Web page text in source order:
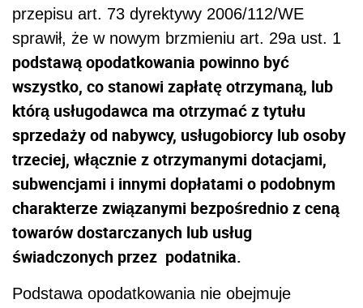
przepisu art. 73 dyrektywy 2006/112/WE
sprawił, że w nowym brzmieniu art. 29a ust. 1
podstawą opodatkowania powinno być
wszystko, co stanowi zapłatę otrzymaną, lub
którą usługodawca ma otrzymać z tytułu
sprzedaży od nabywcy, usługobiorcy lub osoby
trzeciej, włącznie z otrzymanymi dotacjami,
subwencjami i innymi dopłatami o podobnym
charakterze związanymi bezpośrednio z ceną
towarów dostarczanych lub usług
świadczonych przez podatnika.
Podstawa opodatkowania nie obejmuje